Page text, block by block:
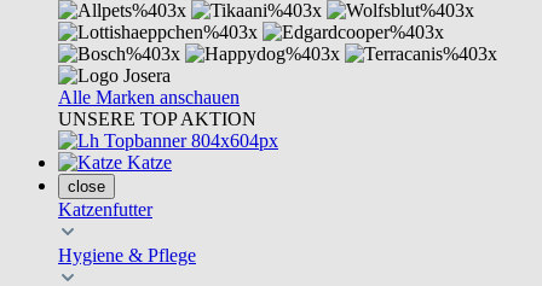
Alle Marken anschauen
UNSERE TOP AKTION
Katze
close
Katzenfutter
Hygiene & Pflege